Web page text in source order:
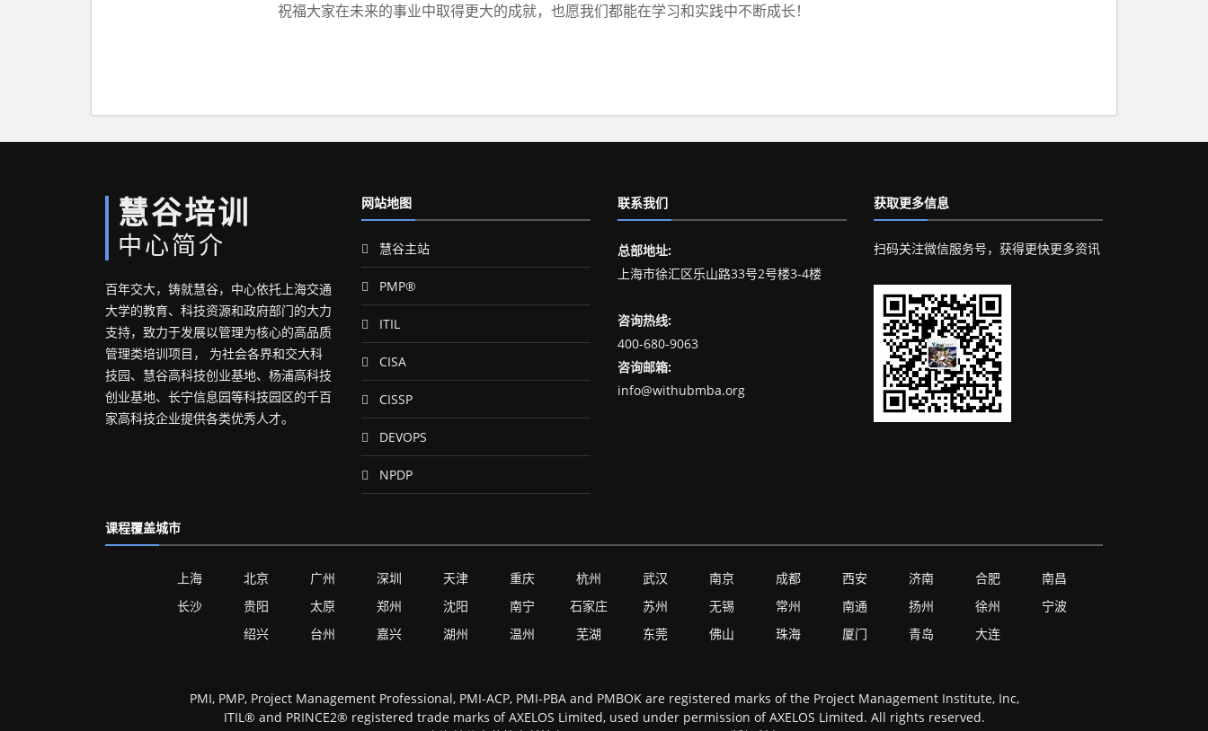
祝福大家在未来的事业中取得更大的成就，也愿我们都能在学习和实践中不断成长！
慧谷培训
中心简介
百年交大，铸就慧谷，中心依托上海交通
大学的教育、科技资源和政府部门的大力
支持，致力于发展以管理为核心的高品质
管理类培训项目， 为社会各界和交大科
技园、慧谷高科技创业基地、杨浦高科技
创业基地、长宁信息园等科技园区的千百
家高科技企业提供各类优秀人才。
网站地图
慧谷主站
PMP®
ITIL
CISA
CISSP
DEVOPS
NPDP
联系我们
总部地址:
上海市徐汇区乐山路33号2号楼3-4楼
咨询热线:
400-680-9063
咨询邮箱:
info@withubmba.org
获取更多信息
扫码关注微信服务号，获得更快更多资讯
课程覆盖城市
上海 北京 广州 深圳 天津 重庆 杭州 武汉 南京 成都 西安 济南 合肥
南昌
长沙
贵阳 太原 郑州 沈阳 南宁 石家庄 苏州 无锡 常州 南通 扬州 徐州
宁波
绍兴
台州 嘉兴 湖州 温州 芜湖 东莞 佛山 珠海 厦门 青岛 大连
PMI, PMP, Project Management Professional, PMI-ACP, PMI-PBA and PMBOK are registered marks of the Project Management Institute, Inc,
ITIL® and PRINCE2® registered trade marks of AXELOS Limited, used under permission of AXELOS Limited. All rights reserved.